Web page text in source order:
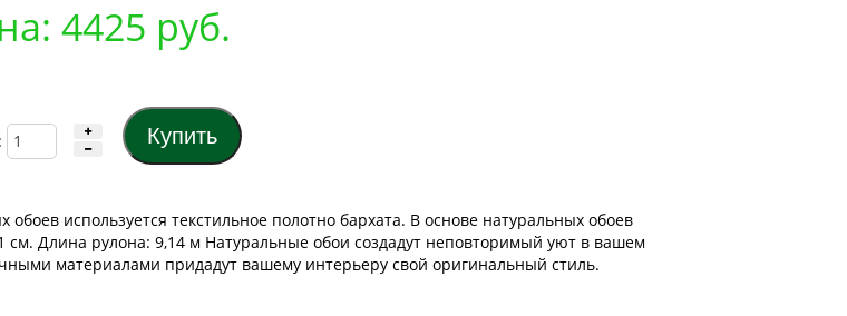
4425 руб.
используется текстильное полотно бархата. В основе натуральных обоев
см. Длина рулона: 9,14 м Натуральные обои создадут неповторимый уют в вашем
материалами придадут вашему интерьеру свой оригинальный стиль.